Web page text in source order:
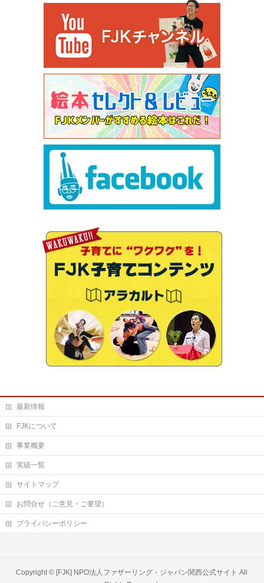
最新情報
FJKについて
事業概要
実績一覧
サイトマップ
お問合せ（ご意見・ご要望）
プライバシーポリシー
Copyright © [FJK] NPO法人ファザーリング・ジャパン関西公式サイト All